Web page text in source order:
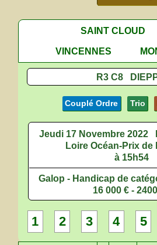
SAINT CLOUD
VINCENNES
R3 C8
Couplé Ordre Trio
Jeudi 17 Novembre 2022
Loire Océan-Prix de
à 15h54
Galop - Handicap de
16 000 € -
1 2 3 4 5